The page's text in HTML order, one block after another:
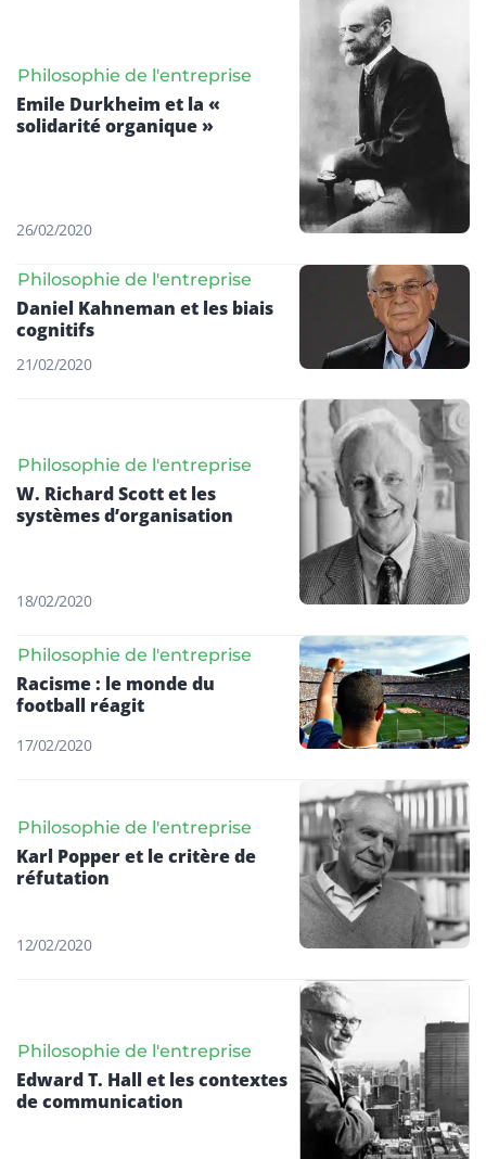
Philosophie de l'entreprise
Emile Durkheim et la «
solidarité organique »
26/02/2020
Philosophie de l'entreprise
Daniel Kahneman et les biais
cognitifs
21/02/2020
Philosophie de l'entreprise
W. Richard Scott et les
systèmes d’organisation
18/02/2020
Philosophie de l'entreprise
Racisme : le monde du
football réagit
17/02/2020
Philosophie de l'entreprise
Karl Popper et le critère de
réfutation
12/02/2020
Philosophie de l'entreprise
Edward T. Hall et les contextes
de communication